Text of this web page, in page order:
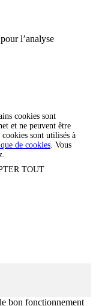
l’analyse
cookies sont
et ne peuvent être
sont utilisés à
de cookies . Vous
TOUT
bon fonctionnement